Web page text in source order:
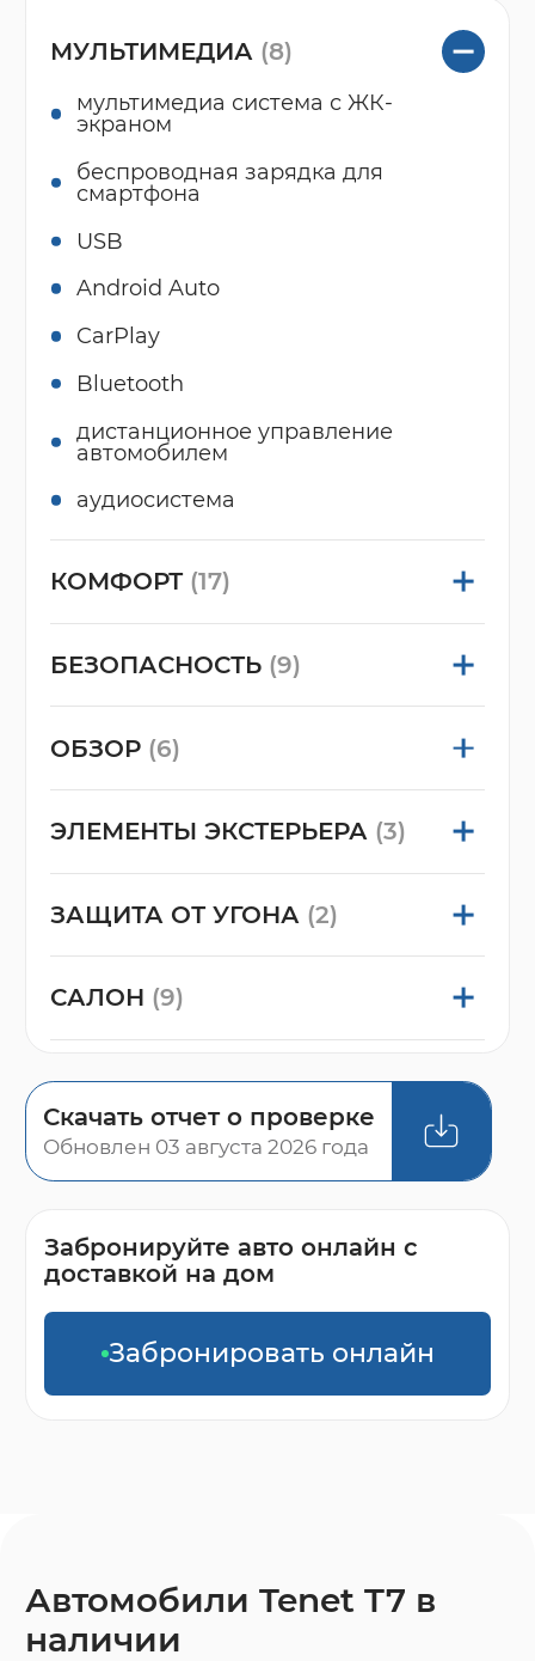
МУЛЬТИМЕДИА (8)
мультимедиа система с ЖК-
экраном
беспроводная зарядка для
смартфона
USB
Android Auto
CarPlay
Bluetooth
дистанционное управление
автомобилем
аудиосистема
КОМФОРТ (17)
БЕЗОПАСНОСТЬ (9)
ОБЗОР (6)
ЭЛЕМЕНТЫ ЭКСТЕРЬЕРА (3)
ЗАЩИТА ОТ УГОНА (2)
САЛОН (9)
Скачать отчет о проверке
Обновлен 03 августа 2026 года
Забронируйте авто онлайн с
доставкой на дом
Забронировать онлайн
Автомобили Tenet T7 в
наличии